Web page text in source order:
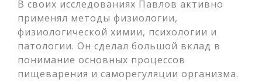
В своих исследованиях Павлов активно
применял методы физиологии,
физиологической химии, психологии и
патологии. Он сделал большой вклад в
понимание основных процессов
пищеварения и саморегуляции организма.